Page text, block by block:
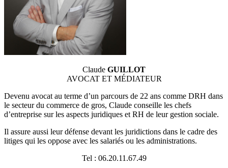
Claude GUILLOT
AVOCAT ET MÉDIATEUR
Devenu avocat au terme d’un parcours de 22 ans comme DRH dans
le secteur du commerce de gros, Claude conseille les chefs
d’entreprise sur les aspects juridiques et RH de leur gestion sociale.
Il assure aussi leur défense devant les juridictions dans le cadre des
litiges qui les oppose avec les salariés ou les administrations.
Tel : 06.20.11.67.49